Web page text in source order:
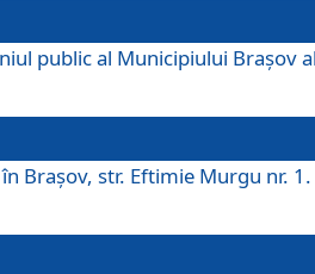
public al Municipiului Braşov
Braşov, str. Eftimie Murgu nr. 1.